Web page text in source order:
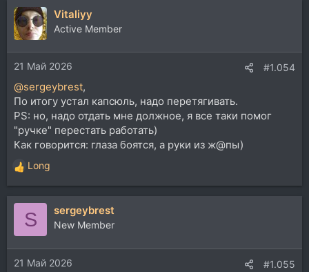
Vitaliyy
Active Member
21 Май 2026 #1.054
@sergeybrest,
По итогу устал капсюль, надо перетягивать.
PS: но, надо отдать мне должное, я все таки помог
"ручке" перестать работать)
Как говорится: глаза боятся, а руки из ж@пы)
Р
е
а
и
и
:
Long
S sergeybrest
New Member
21 Май 2026 #1.055